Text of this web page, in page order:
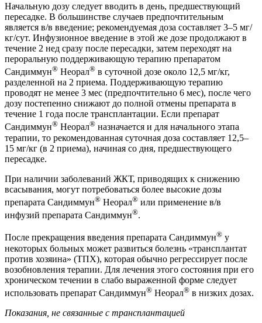
Начальную дозу следует вводить в день, предшествующий
пересадке. В большинстве случаев предпочтительным
является в/в введение; рекомендуемая доза составляет 3–5 мг/
кг/сут. Инфузионное введение в этой же дозе продолжают в
течение 2 нед сразу после пересадки, затем переходят на
пероральную поддерживающую терапию препаратом
Сандиммун® Неорал® в суточной дозе около 12,5 мг/кг,
разделенной на 2 приема. Поддерживающую терапию
проводят не менее 3 мес (предпочтительно 6 мес), после чего
дозу постепенно снижают до полной отмены препарата в
течение 1 года после трансплантации. Если препарат
Сандиммун® Неорал® назначается и для начального этапа
терапии, то рекомендованная суточная доза составляет 12,5–
15 мг/кг (в 2 приема), начиная со дня, предшествующего
пересадке.
При наличии заболеваний ЖКТ, приводящих к снижению
всасывания, могут потребоваться более высокие дозы
препарата Сандиммун® Неорал® или применение в/в
инфузий препарата Сандиммун®.
После прекращения введения препарата Сандиммун® у
некоторых больных может развиться болезнь «трансплантат
против хозяина» (ТПХ), которая обычно регрессирует после
возобновления терапии. Для лечения этого состояния при его
хроническом течении в слабо выраженной форме следует
использовать препарат Сандиммун® Неорал® в низких дозах.
Показания, не связанные с трансплантацией